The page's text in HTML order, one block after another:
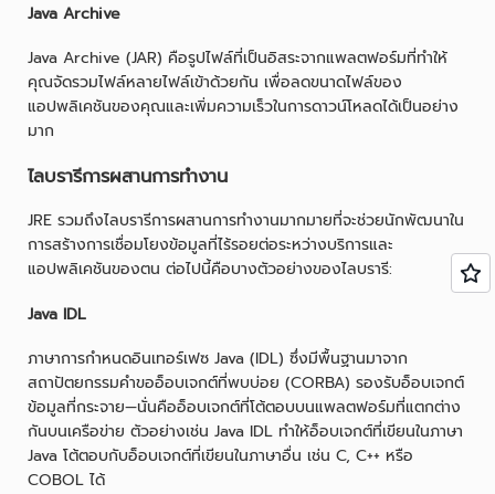
Java Archive
Java Archive (JAR) คือรูปไฟล์ที่เป็นอิสระจากแพลตฟอร์มที่ทำให้
คุณจัดรวมไฟล์หลายไฟล์เข้าด้วยกัน เพื่อลดขนาดไฟล์ของ
แอปพลิเคชันของคุณและเพิ่มความเร็วในการดาวน์โหลดได้เป็นอย่าง
มาก
ไลบรารีการผสานการทำงาน
JRE รวมถึงไลบรารีการผสานการทำงานมากมายที่จะช่วยนักพัฒนาใน
การสร้างการเชื่อมโยงข้อมูลที่ไร้รอยต่อระหว่างบริการและ
แอปพลิเคชันของตน ต่อไปนี้คือบางตัวอย่างของไลบรารี:
Java IDL
ภาษาการกำหนดอินเทอร์เฟซ Java (IDL) ซึ่งมีพื้นฐานมาจาก
สถาปัตยกรรมคำขออ็อบเจกต์ที่พบบ่อย (CORBA) รองรับอ็อบเจกต์
ข้อมูลที่กระจาย—นั่นคืออ็อบเจกต์ที่โต้ตอบบนแพลตฟอร์มที่แตกต่าง
กันบนเครือข่าย ตัวอย่างเช่น Java IDL ทำให้อ็อบเจกต์ที่เขียนในภาษา
Java โต้ตอบกับอ็อบเจกต์ที่เขียนในภาษาอื่น เช่น C, C++ หรือ
COBOL ได้